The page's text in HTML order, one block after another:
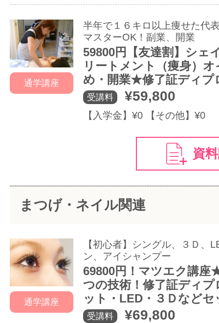
通学講座
半年で１６キロ以上痩せた代
マスターOK！副業、開業
59800円【友達割】シェ
リートメント（痩身）
め・開業★修了証ディプ
受講料 ¥59,800
【入学金】¥0 【その他】¥0
資
まつげ・ネイル関連
通学講座
【初心者】シングル、３Ｄ、
ン、アイシャンプー
69800円！マツエク講座
つの技術！修了証ディ
ット・LED・３Ｄなどセ
受講料 ¥69,800